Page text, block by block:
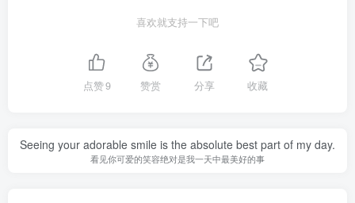
喜欢就支持一下吧
点赞9 赞赏 分享 收藏
Seeing your adorable smile is the absolute best part of my day.
看见你可爱的笑容绝对是我一天中最美好的事